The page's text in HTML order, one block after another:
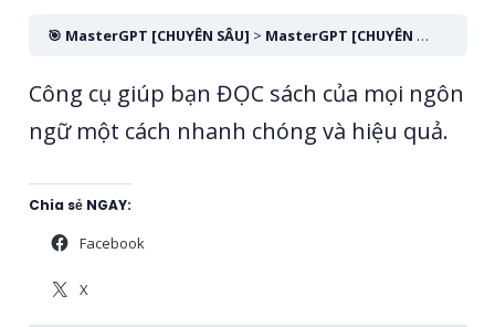
🎯 MasterGPT [CHUYÊN SÂU] MasterGPT [CHUYÊN SÂU] || Module 18 – Translate PDF – Dịch file PDF và biến Văn Bản thành Giọng Nói (Text to Speech) với công cụ TTS của openAI
Công cụ giúp bạn ĐỌC sách của mọi ngôn
ngữ một cách nhanh chóng và hiệu quả.
Chia sẻ NGAY:
Facebook
X